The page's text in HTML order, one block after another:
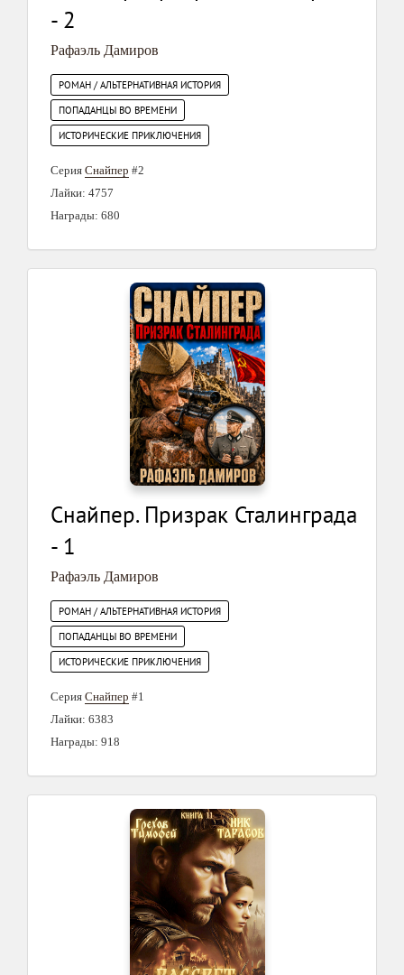
- 2
Рафаэль Дамиров
РОМАН / АЛЬТЕРНАТИВНАЯ ИСТОРИЯ
ПОПАДАНЦЫ ВО ВРЕМЕНИ
ИСТОРИЧЕСКИЕ ПРИКЛЮЧЕНИЯ
Серия Снайпер #2
Лайки: 4757
Награды: 680
Снайпер. Призрак Сталинграда
- 1
Рафаэль Дамиров
РОМАН / АЛЬТЕРНАТИВНАЯ ИСТОРИЯ
ПОПАДАНЦЫ ВО ВРЕМЕНИ
ИСТОРИЧЕСКИЕ ПРИКЛЮЧЕНИЯ
Серия Снайпер #1
Лайки: 6383
Награды: 918